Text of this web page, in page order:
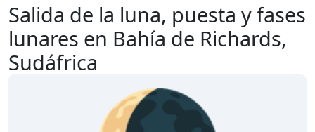
Salida de la luna, puesta y fases
lunares en Bahía de Richards,
Sudáfrica